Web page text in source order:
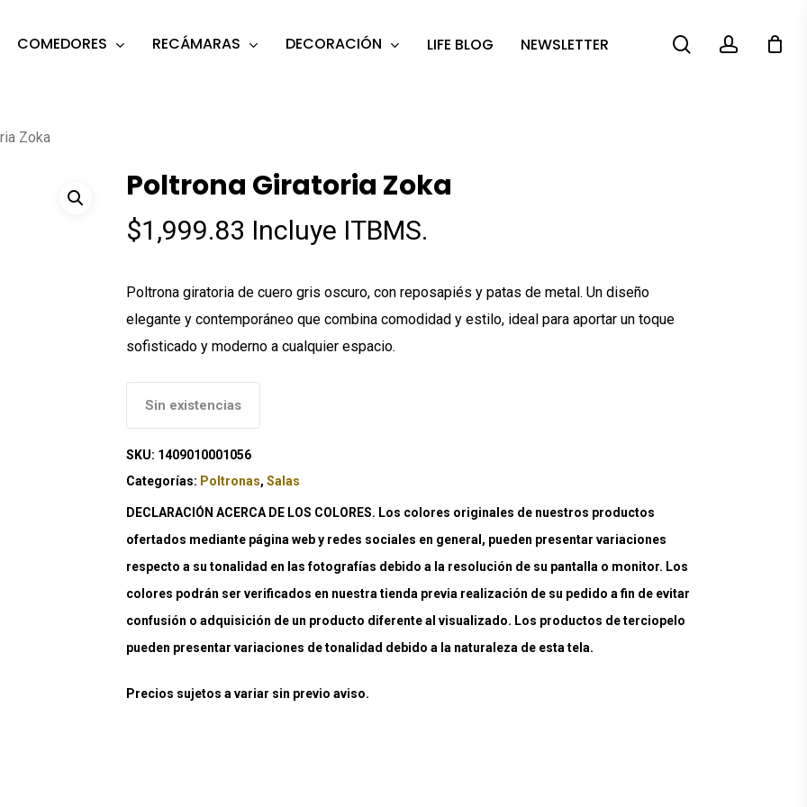
COMEDORES RECÁMARAS DECORACIÓN LIFE BLOG NEWSLETTER searchaccount
Zoka
Poltrona Giratoria Zoka
$1,999.83 Incluye ITBMS.
Poltrona giratoria de cuero gris oscuro, con reposapiés y patas de metal. Un diseño
elegante y contemporáneo que combina comodidad y estilo, ideal para aportar un toque
sofisticado y moderno a cualquier espacio.
Sin existencias
SKU: 1409010001056
Categorías: Poltronas,Salas
DECLARACIÓN ACERCA DE LOS COLORES. Los colores originales de nuestros productos
ofertados mediante página web y redes sociales en general, pueden presentar variaciones
respecto a su tonalidad en las fotografías debido a la resolución de su pantalla o monitor. Los
colores podrán ser verificados en nuestra tienda previa realización de su pedido a fin de evitar
confusión o adquisición de un producto diferente al visualizado. Los productos de terciopelo
pueden presentar variaciones de tonalidad debido a la naturaleza de esta tela.
Precios sujetos a variar sin previo aviso.